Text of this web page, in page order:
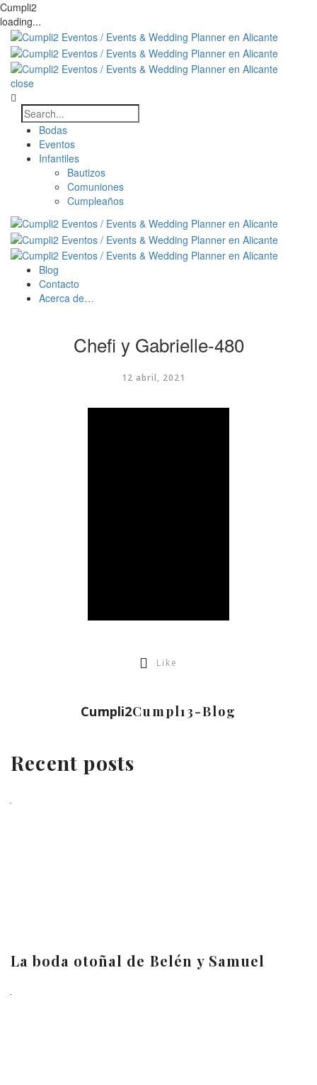
Cumpli2
loading...
close
Bodas
Eventos
Infantiles
Bautizos
Comuniones
Cumpleaños
Blog
Contacto
Acerca de…
Chefi y Gabrielle-480
12 abril, 2021
Like
Cumpli2Cumpl13-Blog
Recent posts
La boda otoñal de Belén y Samuel